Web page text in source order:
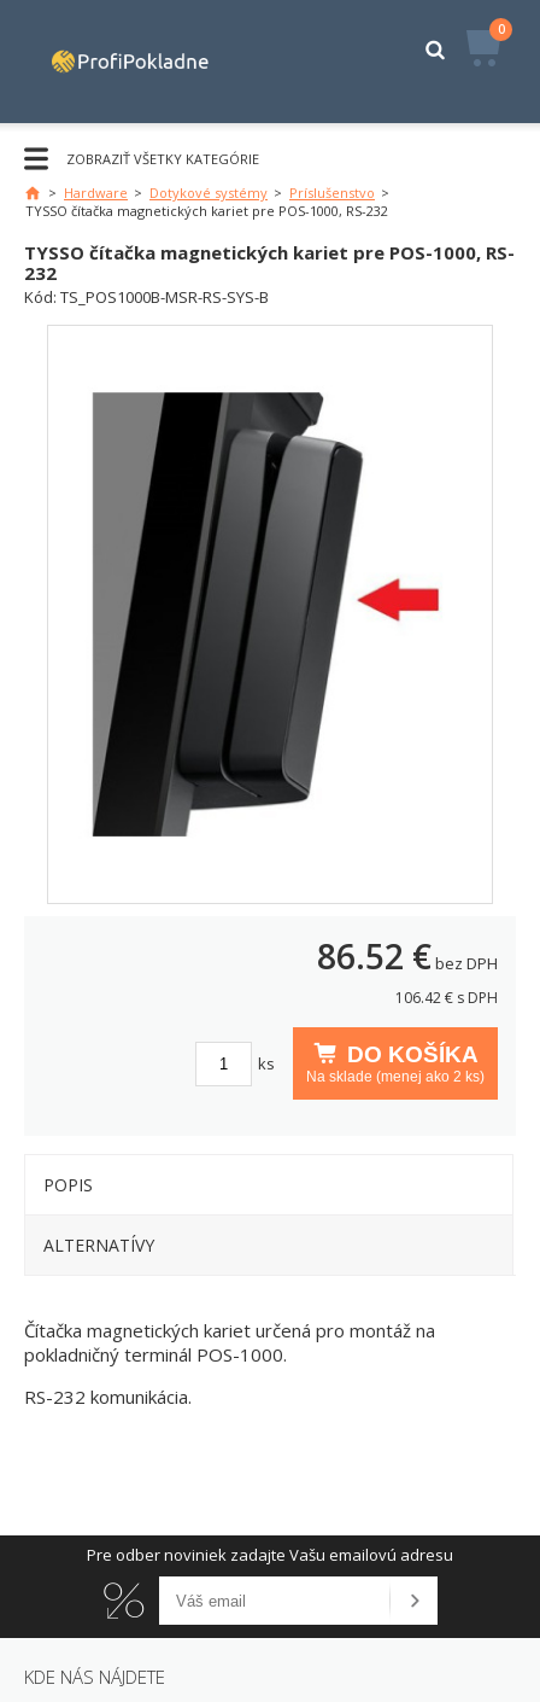
0
ZOBRAZIŤ VŠETKY KATEGÓRIE
> Hardware > Dotykové systémy > Príslušenstvo >
TYSSO čítačka magnetických kariet pre POS-1000, RS-232
TYSSO čítačka magnetických kariet pre POS-1000, RS-
232
Kód: TS_POS1000B-MSR-RS-SYS-B
86.52 €bez DPH
106.42€ s DPH
DO KOŠÍKA
Na sklade (menej ako 2 ks)
ks
POPIS
ALTERNATÍVY
Čítačka magnetických kariet určená pro montáž na
pokladničný terminál POS-1000.
RS-232 komunikácia.
Pre odber noviniek zadajte Vašu emailovú adresu
KDE NÁS NÁJDETE